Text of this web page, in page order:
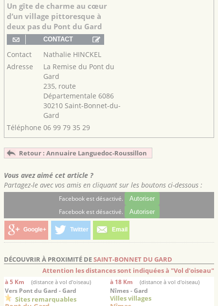
Un gîte de charme au cœur
d’un village pittoresque à
deux pas du Pont du Gard
Contact
Nathalie HINCKEL
Adresse
La Remise du Pont du
Gard
235, route
Départementale 6086
30210 Saint-Bonnet-du-
Gard
Téléphone 06 99 79 35 29
Retour : Annuaire Languedoc-Roussillon
Vous avez aimé cet article ?
Partagez-le avec vos amis en cliquant sur les boutons ci-dessous :
Facebook est désactivé. Autoriser
Facebook est désactivé. Autoriser
Google+ Twitter Email
DÉCOUVRIR À PROXIMITÉ DESAINT-BONNET DU GARD
Attention les distances sont indiquées à "Vol d'oiseau"
à 5 Km (distance à vol d'oiseau)
Vers Pont du Gard - Gard
Sites remarquables
à 18 Km (distance à vol d'oiseau)
Nîmes - Gard
Villes villages